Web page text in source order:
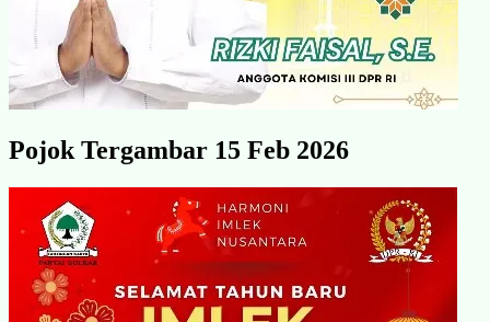
Pojok Tergambar 15 Feb 2026